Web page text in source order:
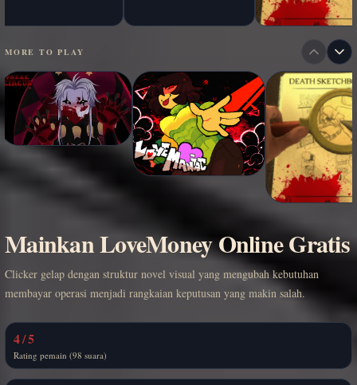
MORE TO PLAY
Mainkan LoveMoney Online Gratis
Clicker gelap dengan struktur novel visual yang mengubah kebutuhan
membayar operasi menjadi rangkaian keputusan yang makin salah.
4 / 5
Rating pemain (98 suara)